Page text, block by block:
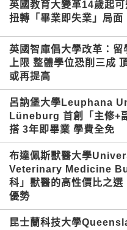
英國教育大變革14歲起
扭轉「畢業即失業」局面
英國智庫倡大學改革：留
上限 整體學位恐削三成
或再提高
呂訥堡大學Leuphana
Lüneburg 首創「主修+
搭 3年即畢業 學費全免
布達佩斯獸醫大學
Veterinary Medicine
科」獸醫的高性價比之選
優勢
昆士蘭科技大學